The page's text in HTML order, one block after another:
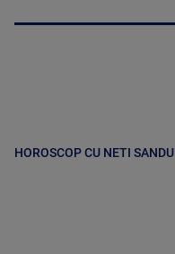
HOROSCOP CU NETI SANDU